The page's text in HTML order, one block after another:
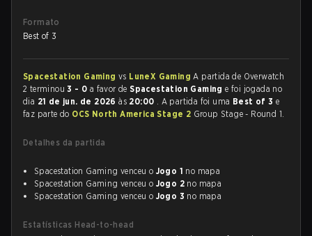
Formato
Best of 3
Spacestation Gaming vs LuneX GamingA partida de Overwatch
2 terminou3 - 0 a favor deSpacestation Gaminge foi jogada no
dia 21 de jun. de 2026às 20:00 . A partida foi uma Best of 3 e
faz parte do OCS North America Stage 2 Group Stage - Round 1.
Detalhes da partida
Spacestation Gaming venceu o Jogo 1 no mapa
Spacestation Gaming venceu o Jogo 2 no mapa
Spacestation Gaming venceu o Jogo 3 no mapa
Estatísticas Head-to-head